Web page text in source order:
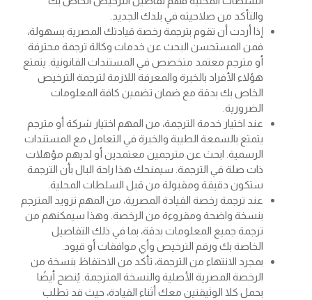
والتأكد من صلاحيته في بلدك الجديد.
إذا أردت أن تقوم بترجمة رخصة قيادتك المصرية بسهولة،
فمن المستحسن البحث عن خدمات وكالة ترجمة محترفة
أو مترجم معتمد متخصص في المستندات القانونية. يتمتع
هؤلاء الأفراد بالخبرة والمعرفة اللازمة لترجمة الترخيص
الخاص بك بدقة مع ضمان تضمين كافة المعلومات
الضرورية.
عند اختيار خدمة الترجمة، من المهم اختيار شركة أو مترجم
يتمتع بالسمعة الطيبة والخبرة في التعامل مع المستندات
الرسمية. ابحث عن مترجمين معتمدين أو لديهم مؤهلات
ذات صلة في الترجمة. سيمنحك هذا راحة البال بأن الترجمة
ستكون دقيقة ومقبولة من قبل السلطات المحلية.
عند ترجمة رخصة القيادة المصرية، من المهم تزويد المترجم
بنسخة واضحة ومقروءة من الرخصة. وهذا سيمكنهم من
ترجمة جميع المعلومات بدقة، بما في ذلك التفاصيل
الخاصة بك ورقم الترخيص وأي موافقات أو قيود.
بمجرد الانتهاء من الترجمة، تأكد من الاحتفاظ بنسخة من
الرخصة المصرية الأصلية والنسخة المترجمة. يُنصح أيضًا
بحمل كلا الوثيقتين معك أثناء القيادة، حيث قد تطلب